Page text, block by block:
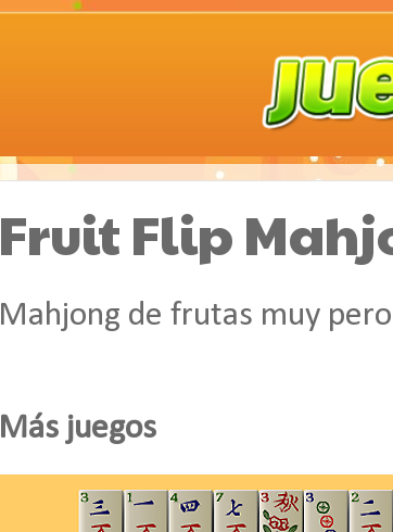
Fruit Flip
Mahjong de frutas muy
Más juegos